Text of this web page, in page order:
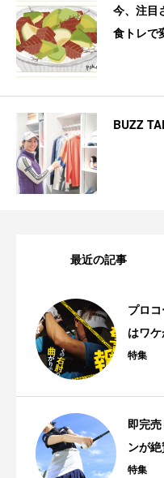
今、注目
食トレで
BUZZ
最近の記事
プロ
はワ
特集
即完売
ンが
特集